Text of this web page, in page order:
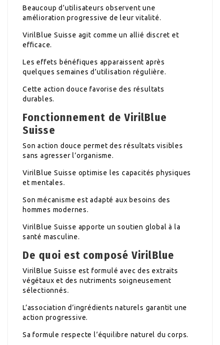
Beaucoup d’utilisateurs observent une
amélioration progressive de leur vitalité.
VirilBlue Suisse agit comme un allié discret et
efficace.
Les effets bénéfiques apparaissent après
quelques semaines d’utilisation régulière.
Cette action douce favorise des résultats
durables.
Fonctionnement de VirilBlue
Suisse
Son action douce permet des résultats visibles
sans agresser l’organisme.
VirilBlue Suisse optimise les capacités physiques
et mentales.
Son mécanisme est adapté aux besoins des
hommes modernes.
VirilBlue Suisse apporte un soutien global à la
santé masculine.
De quoi est composé VirilBlue
VirilBlue Suisse est formulé avec des extraits
végétaux et des nutriments soigneusement
sélectionnés.
L’association d’ingrédients naturels garantit une
action progressive.
Sa formule respecte l’équilibre naturel du corps.